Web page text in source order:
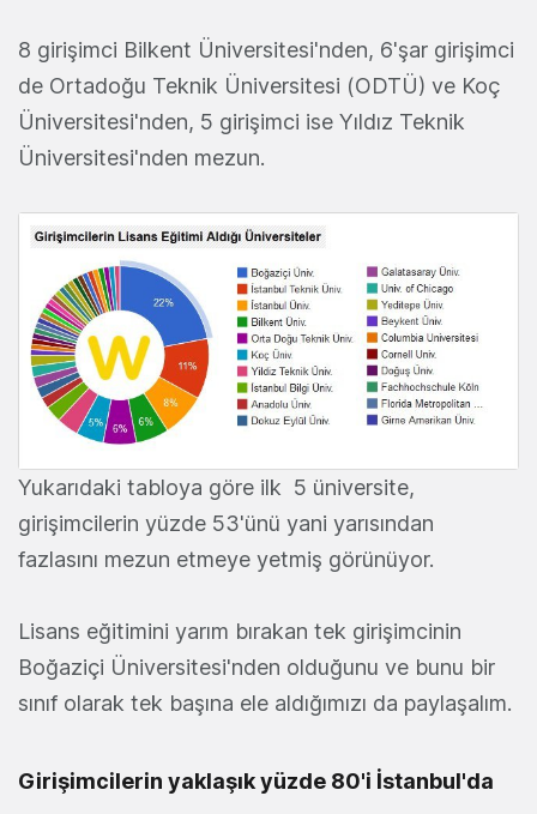
8 girişimci Bilkent Üniversitesi'nden, 6'şar girişimci
de Ortadoğu Teknik Üniversitesi (ODTÜ) ve Koç
Üniversitesi'nden, 5 girişimci ise Yıldız Teknik
Üniversitesi'nden mezun.
Yukarıdaki tabloya göre ilk 5 üniversite,
girişimcilerin yüzde 53'ünü yani yarısından
fazlasını mezun etmeye yetmiş görünüyor.
Lisans eğitimini yarım bırakan tek girişimcinin
Boğaziçi Üniversitesi'nden olduğunu ve bunu bir
sınıf olarak tek başına ele aldığımızı da paylaşalım.
Girişimcilerin yaklaşık yüzde 80'i İstanbul'da